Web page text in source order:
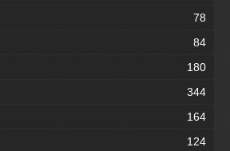
78
84
180
344
164
124